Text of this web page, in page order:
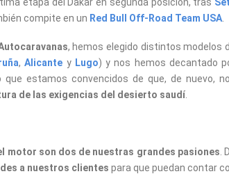
compite en un Red Bull Off-Road Team USA
, hemos elegido distintos modelos
,Alicante y Lugo) y nos hemos decantado
que estamos convencidos de que, de nuevo,
de las exigencias del desierto saudí
motor son dos de nuestras grandes pasiones .
a nuestros clientes para que puedan contar